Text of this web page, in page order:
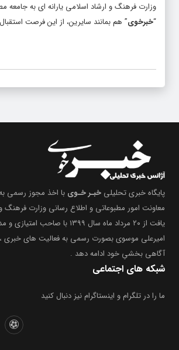
“خبرخوی” هم بمانند سایرین، از این فرصت
پایگاه خبری تحلیلیخبـر خـوی
معاونت امور مطبوعاتی و اطلاع رسانی وزارت فرهنگ
یافت از ۲۰ مرداد ماه سال ۱۳۹۹ با
امیرعلی موسوی بصورت رسمی به فعالیت های خبری
آگاهی بخشیِ خود ادامه دهد .
شبکه های اجتماعی